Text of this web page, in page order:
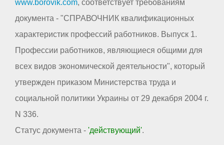
www.borovik.com, соответствует требованиям
документа - "СПРАВОЧНИК квалификационных
характеристик профессий работников. Выпуск 1.
Профессии работников, являющиеся общими для
всех видов экономической деятельности", который
утвержден приказом Министерства труда и
социальной политики Украины от 29 декабря 2004 г.
N 336.
Статус документа - 'действующий'.